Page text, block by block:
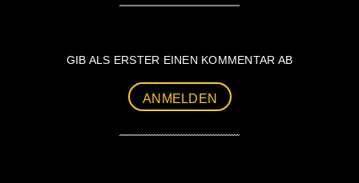
GIB ALS ERSTER EINEN KOMMENTAR AB
ANMELDEN